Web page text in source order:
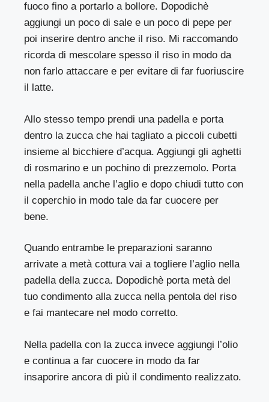
fuoco fino a portarlo a bollore. Dopodichè
aggiungi un poco di sale e un poco di pepe per
poi inserire dentro anche il riso. Mi raccomando
ricorda di mescolare spesso il riso in modo da
non farlo attaccare e per evitare di far fuoriuscire
il latte.
Allo stesso tempo prendi una padella e porta
dentro la zucca che hai tagliato a piccoli cubetti
insieme al bicchiere d’acqua. Aggiungi gli aghetti
di rosmarino e un pochino di prezzemolo. Porta
nella padella anche l’aglio e dopo chiudi tutto con
il coperchio in modo tale da far cuocere per
bene.
Quando entrambe le preparazioni saranno
arrivate a metà cottura vai a togliere l’aglio nella
padella della zucca. Dopodichè porta metà del
tuo condimento alla zucca nella pentola del riso
e fai mantecare nel modo corretto.
Nella padella con la zucca invece aggiungi l’olio
e continua a far cuocere in modo da far
insaporire ancora di più il condimento realizzato.